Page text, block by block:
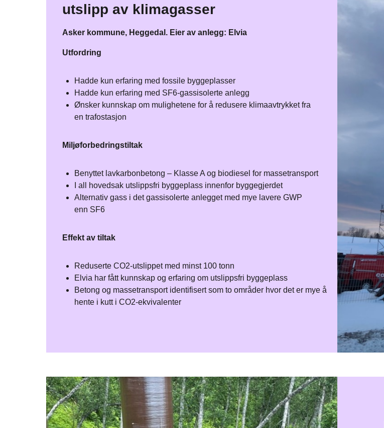
utslipp av klimagasser
Asker kommune, Heggedal​. Eier av anlegg: Elvia​
Utfordring
Hadde kun erfaring med fossile byggeplasser​
Hadde kun erfaring med SF6-gassisolerte anlegg​
Ønsker kunnskap om mulighetene for å redusere klimaavtrykket fra
en trafostasjon​​
Miljøforbedringstiltak
Benyttet lavkarbonbetong – Klasse A og biodiesel for massetransport​
I all hovedsak utslippsfri byggeplass innenfor byggegjerdet​
Alternativ gass i det gassisolerte anlegget med mye lavere GWP
enn SF6​
Effekt av tiltak
Reduserte CO2-utslippet med minst ​100 tonn​
Elvia har fått kunnskap og erfaring om utslippsfri byggeplass​
Betong og massetransport identifisert som to områder hvor det er mye å
hente i kutt i CO2-ekvivalenter